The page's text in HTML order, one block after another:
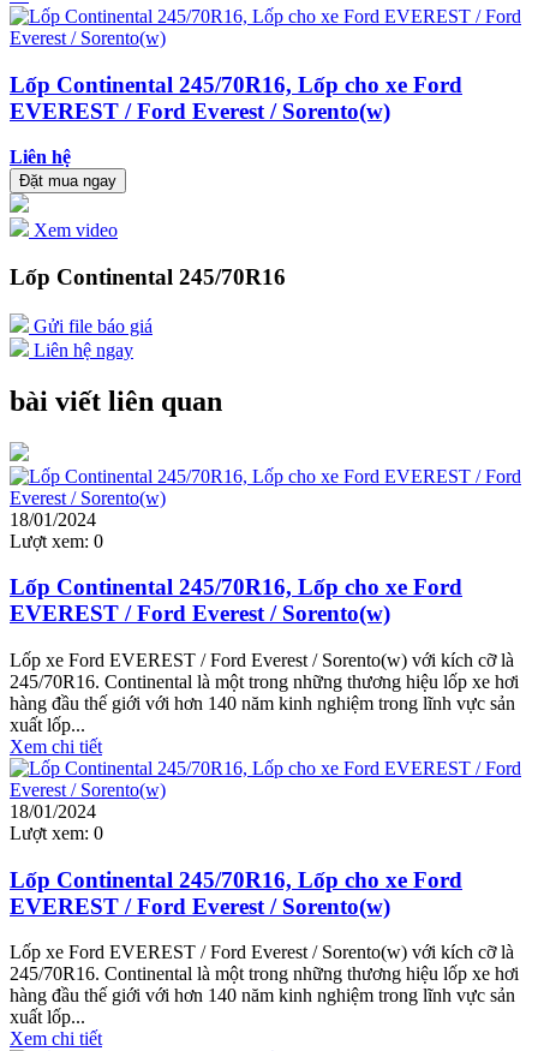
Lốp Continental 245/70R16, Lốp cho xe Ford
EVEREST / Ford Everest / Sorento(w)
Liên hệ
Đặt mua ngay
Xem video
Lốp Continental 245/70R16
Gửi file báo giá
Liên hệ ngay
bài viết liên quan
18/01/2024
Lượt xem: 0
Lốp Continental 245/70R16, Lốp cho xe Ford
EVEREST / Ford Everest / Sorento(w)
Lốp xe Ford EVEREST / Ford Everest / Sorento(w) với kích cỡ là
245/70R16. Continental là một trong những thương hiệu lốp xe hơi
hàng đầu thế giới với hơn 140 năm kinh nghiệm trong lĩnh vực sản
xuất lốp...
Xem chi tiết
18/01/2024
Lượt xem: 0
Lốp Continental 245/70R16, Lốp cho xe Ford
EVEREST / Ford Everest / Sorento(w)
Lốp xe Ford EVEREST / Ford Everest / Sorento(w) với kích cỡ là
245/70R16. Continental là một trong những thương hiệu lốp xe hơi
hàng đầu thế giới với hơn 140 năm kinh nghiệm trong lĩnh vực sản
xuất lốp...
Xem chi tiết